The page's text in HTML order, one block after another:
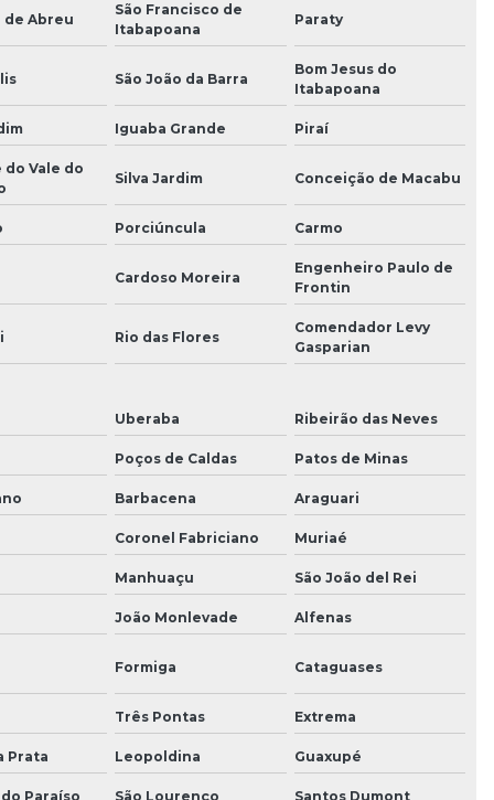
de Abreu
São Francisco de
Itabapoana
Paraty
São João da Barra
Bom Jesus do
Itabapoana
Iguaba Grande Piraí
do Vale do
Silva Jardim Conceição de Macabu
Porciúncula Carmo
Cardoso Moreira
Engenheiro Paulo de
Frontin
Rio das Flores
Comendador Levy
Gasparian
Uberaba Ribeirão das Neves
Poços de Caldas Patos de Minas
Barbacena Araguari
Coronel Fabriciano Muriaé
Manhuaçu São João del Rei
João Monlevade Alfenas
Formiga Cataguases
Três Pontas Extrema
Prata Leopoldina Guaxupé
Paraíso São Lourenço Santos Dumont